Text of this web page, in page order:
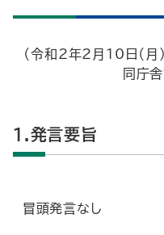
（令和2年2月10日（
同庁
1.発言要旨
冒頭発言なし